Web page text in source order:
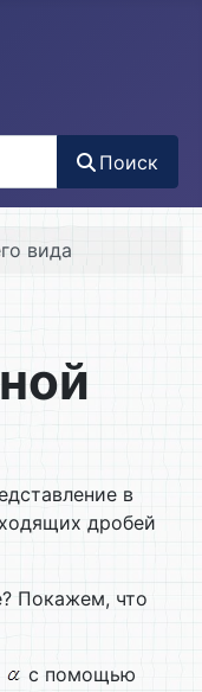
Поиск
вида
в
дробей
Покажем, что
с помощью